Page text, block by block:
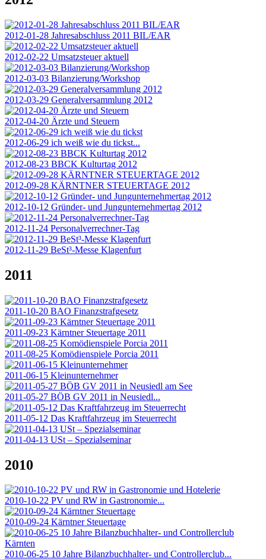
2012-01-28 Jahresabschluss 2011 BIL/EAR
2012-02-22 Umsatzsteuer aktuell
2012-03-03 Bilanzierung/Workshop
2012-03-29 Generalversammlung 2012
2012-04-20 Ärzte und Steuern
2012-06-29 ich weiß wie du tickst...
2012-08-23 BBCK Kulturtag 2012
2012-09-28 KÄRNTNER STEUERTAGE 2012
2012-10-12 Gründer- und Jungunternehmertag 2012
2012-11-24 Personalverrechner-Tag
2012-11-29 BeSt³-Messe Klagenfurt
2011
2011-10-20 BAO Finanzstrafgesetz
2011-09-23 Kärntner Steuertage 2011
2011-08-25 Komödienspiele Porcia 2011
2011-06-15 Kleinunternehmer
2011-05-27 BÖB GV 2011 in Neusiedl...
2011-05-12 Das Kraftfahrzeug im Steuerrecht
2011-04-13 USt – Spezialseminar
2010
2010-10-22 PV und RW in Gastronomie...
2010-09-24 Kärntner Steuertage
2010-06-25 10 Jahre Bilanzbuchhalter- und Controllerclub...